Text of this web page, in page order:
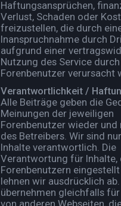
Haftungsansprüchen,
Verlust, Schaden oder
freizustellen, die durch
Inanspruchnahme durch
aufgrund einer
Nutzung des Service
Forenbenutzer verursacht
Verantwortlichkeit /
Alle Beiträge geben die
Meinungen der jeweiligen
Forenbenutzer wieder und
des Betreibers. Wir sind
Inhalte verantwortlich. Die
Verantwortung für Inhalte,
Forenbenutzern
lehnen wir ausdrücklich
übernehmen gleichfalls
von anderen Webseiten,